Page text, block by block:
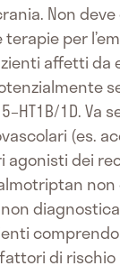
Non
per
affetti da
1D. Va
(es.
dei
non
di